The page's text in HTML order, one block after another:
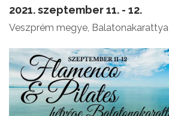
2021. szeptember 11. - 12.
Veszprém megye, Balatonakarattya